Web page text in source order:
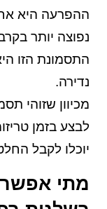
ההפרעה היא
נפוצה יותר
התסמונת הזו
נדירה.
מכיוון שזוהי
יוכלו לקבל
מתי